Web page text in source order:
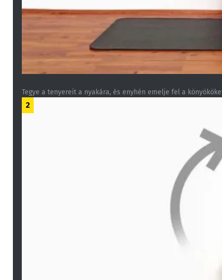
Tegye a tenyereit a nyakára, és enyhén emelje fel a
2